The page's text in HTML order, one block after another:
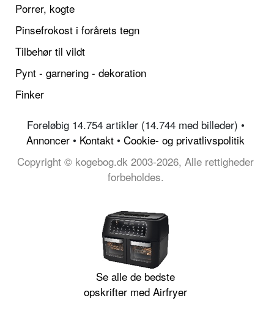
Porrer, kogte
Pinsefrokost i forårets tegn
Tilbehør til vildt
Pynt - garnering - dekoration
Finker
Foreløbig 14.754 artikler (14.744 med billeder) •
Annoncer • Kontakt • Cookie- og privatlivspolitik
Copyright © kogebog.dk 2003-2026, Alle rettigheder
forbeholdes.
Se alle de bedste
opskrifter med Airfryer